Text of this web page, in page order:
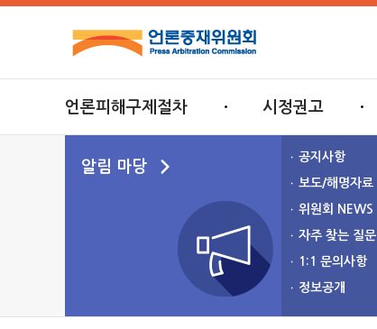
언론피해구제절차 시정권고
알림 마당
공지사항
보도/해명자료
위원회 NEWS
자주 찾는 질문
1:1 문의사항
정보공개